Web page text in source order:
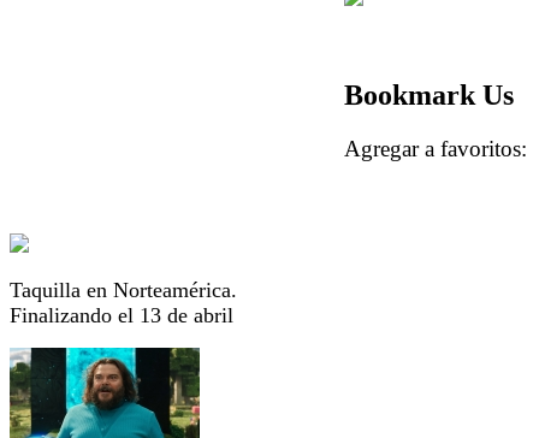
Taquilla en Norteamérica.
Finalizando el 13 de abril
Bookmark Us
Agregar a